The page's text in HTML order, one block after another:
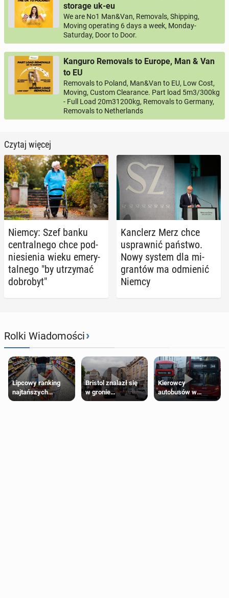
storage uk-eu
We are No1 Man&Van, Removals, Shipping,
Moving operating 6 days a week, Monday-
Saturday, Door to Door.
Kanguro Removals to Europe, Man & Van
to EU
Removals to Poland, Man&Van to EU, Low Cost,
Moving, Custom Clearance. Part load 5m3/300kg
- Full Load 20m31200kg, Removals to Germany,
Removals to Netherlands
Czytaj więcej
Niemcy: Szef banku
cen­tral­ne­go chce pod­
nie­sie­nia wieku eme­ry­
tal­ne­go "by utrzy­mać
do­bro­byt"
Kanc­lerz Merz chce
uspraw­nić państwo.
Nowy system dla mi­
gran­tów ma od­mie­nić
Niemcy
Rolki Wiadomości›
Lipcowy ranking
najtańszych
supermarketów
Bristol znalazł się
w gronie
najlepszych
Kierowcy
autobusów w
Londynie